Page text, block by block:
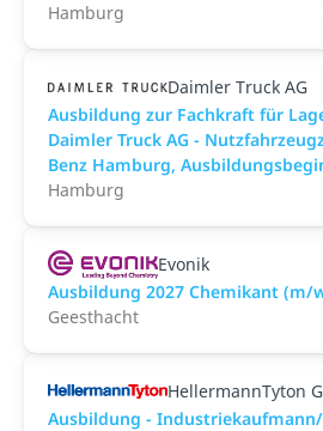
Hamburg
Daimler Truck AG
Ausbildung zur Fachkraft für
Daimler Truck AG -
Benz Hamburg,
Hamburg
Evonik
Ausbildung 2027 Chemikant (m/
Geesthacht
HellermannTyton
Ausbildung -